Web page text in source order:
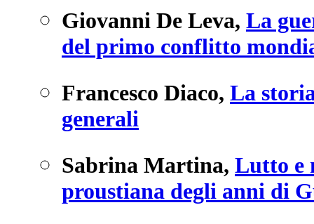
Giovanni De Leva, La
del primo conflitto
Francesco Diaco, La
generali
Sabrina Martina, Lutto e
proustiana degli anni di